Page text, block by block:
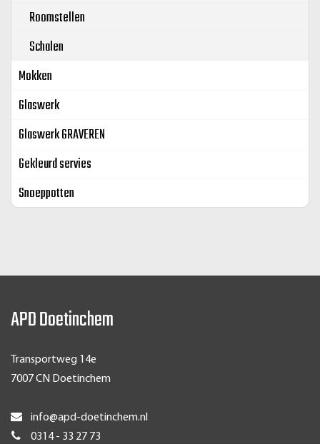
Roomstellen
Schalen
Mokken
Glaswerk
Glaswerk GRAVEREN
Gekleurd servies
Snoeppotten
APD Doetinchem
Transportweg 14e
7007 CN Doetinchem
info@apd-doetinchem.nl
0314 - 33 27 73